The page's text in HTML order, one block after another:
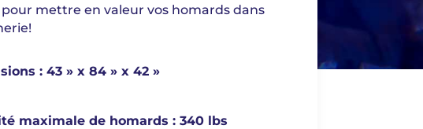
mettre en valeur vos homards dans
: 43 » x 84 » x 42 »
maximale de homards : 340 lbs